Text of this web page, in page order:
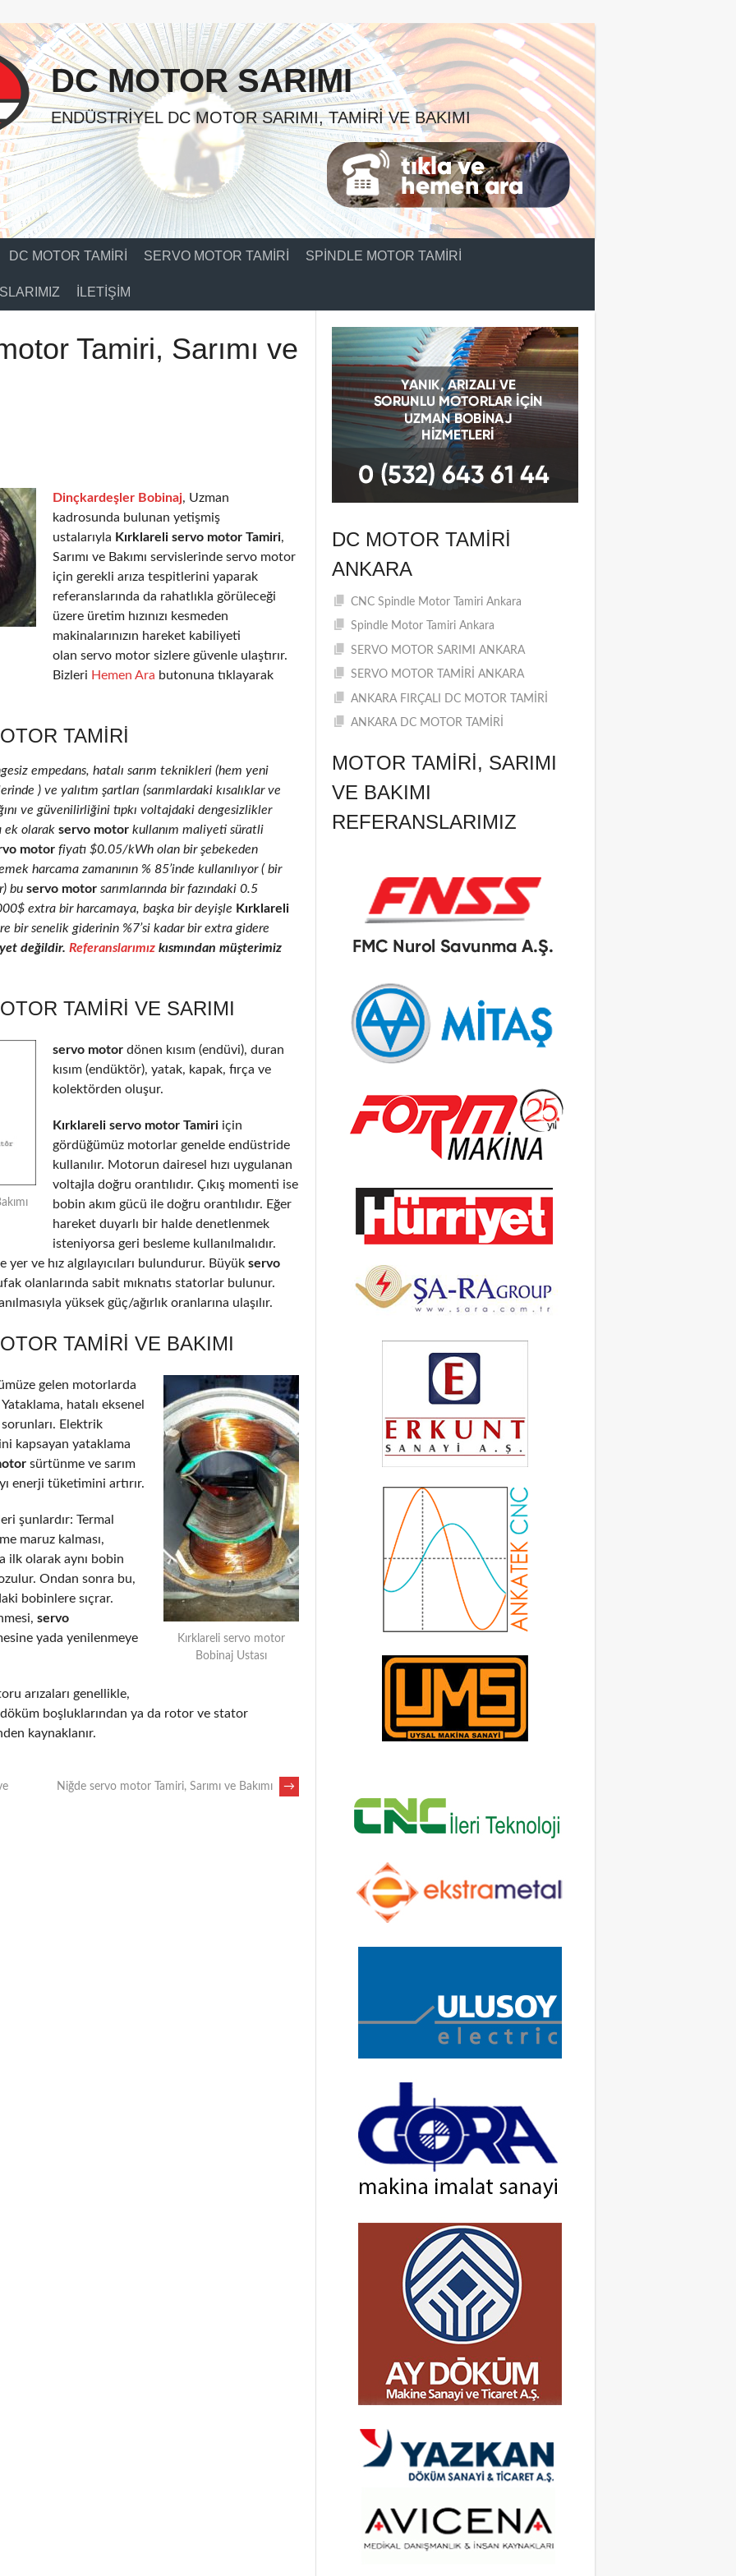
DC MOTOR SARIMI
ENDÜSTRIYEL DC MOTOR SARIMI, TAMIRI VE BAKIMI
DC MOTOR TAMIRI SERVO MOTOR TAMIRI SPINDLE MOTOR TAMIRI
İLETIŞIM
Tamiri, Sarımı ve
Dinçkardeşler Bobinaj, Uzman
kadrosunda bulunan yetişmiş
ustalarıyla Kırklareli servo motor Tamiri,
Sarımı ve Bakımı servislerinde servo motor
için gerekli arıza tespitlerini yaparak
referanslarında da rahatlıkla görüleceği
üzere üretim hızınızı kesmeden
makinalarınızın hareket kabiliyeti
olan servo motor sizlere güvenle ulaştırır.
Bizleri Hemen Ara butonuna tıklayarak
TAMIRI
empedans, hatalı sarım teknikleri (hem yeni
) ve yalıtım şartları (sarımlardaki kısalıklar ve
ve güvenilirliğini tıpkı voltajdaki dengesizlikler
ek olarak servo motor kullanım maliyeti süratli
motor fiyatı $0.05/kWh olan bir şebekeden
harcama zamanının % 85’inde kullanılıyor ( bir
bu servo motor sarımlarında bir fazındaki 0.5
extra bir harcamaya, başka bir deyişle Kırklareli
bir senelik giderinin %7’si kadar bir extra gidere
değildir. Referanslarımız kısmından müşterimiz
TAMIRI VE SARIMI
servo motor dönen kısım (endüvi), duran
kısım (endüktör), yatak, kapak, fırça ve
kolektörden oluşur.
Kırklareli servo motor Tamiri için
gördüğümüz motorlar genelde endüstride
kullanılır. Motorun dairesel hızı uygulanan
voltajla doğru orantılıdır. Çıkış momenti ise
bobin akım gücü ile doğru orantılıdır. Eğer
hareket duyarlı bir halde denetlenmek
isteniyorsa geri besleme kullanılmalıdır.
ve hız algılayıcıları bulundurur. Büyük servo
olanlarında sabit mıknatıs statorlar bulunur.
yüksek güç/ağırlık oranlarına ulaşılır.
TAMIRI VE BAKIMI
Kırklareli servo motor
Bobinaj Ustası
gelen motorlarda
hatalı eksenel
Elektrik
kapsayan yataklama
sürtünme ve sarım
enerji tüketimini artırır.
şunlardır: Termal
maruz kalması,
ilk olarak aynı bobin
Ondan sonra bu,
bobinlere sıçrar.
servo
yada yenilenmeye
arızaları genellikle,
döküm boşluklarından ya da rotor ve stator
kaynaklanır.
Niğde servo motor Tamiri, Sarımı ve Bakımı →
DC MOTOR TAMIRI
ANKARA
CNC Spindle Motor Tamiri Ankara
Spindle Motor Tamiri Ankara
SERVO MOTOR SARIMI ANKARA
SERVO MOTOR TAMİRİ ANKARA
ANKARA FIRÇALI DC MOTOR TAMİRİ
ANKARA DC MOTOR TAMİRİ
MOTOR TAMIRI, SARIMI
VE BAKIMI
REFERANSLARIMIZ